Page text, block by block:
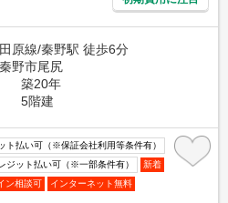
原線/秦野駅 徒歩6分
野市尾尻
築20年
5階建
ト払い可（※保証会社利用等条件有）
ジット払い可（※一部条件有）
新着
ン相談可
インターネット無料